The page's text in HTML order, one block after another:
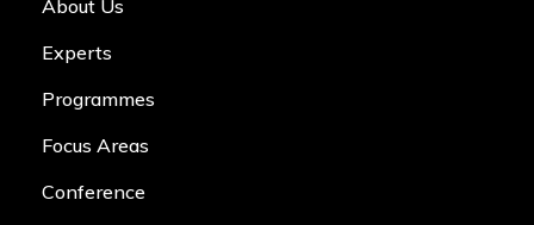
About Us
Experts
Programmes
Focus Areas
Conference